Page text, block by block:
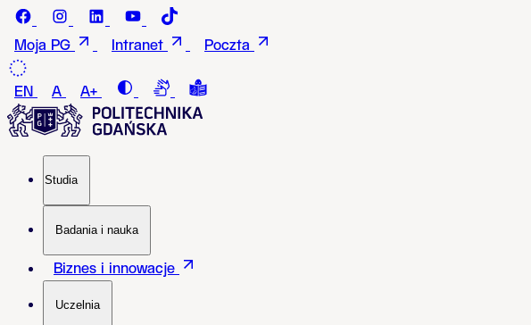
Przejdź do treści
Facebook - Politechnika Gdańska
instagram - Politechnika Gdańska
LinkedIn - Politechnika Gdańska
Youtube - Politechnika Gdańska
Moja PG
Intranet Poczta
EN A A+ ContrastConnection with a sign language interpreter
Tekst łatwy do czytania i rozumienia (ETR)
Studia
Badania i nauka
Biznes i innowacje
Uczelnia